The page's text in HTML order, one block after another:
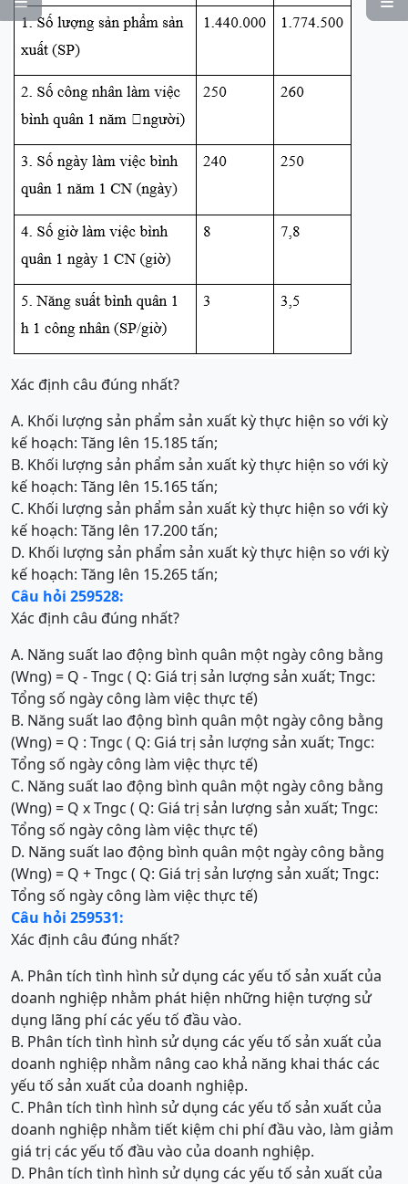
Xác định câu đúng nhất?
A. Khối lượng sản phẩm sản xuất kỳ thực hiện so với kỳ
kế hoạch: Tăng lên 15.185 tấn;
B. Khối lượng sản phẩm sản xuất kỳ thực hiện so với kỳ
kế hoạch: Tăng lên 15.165 tấn;
C. Khối lượng sản phẩm sản xuất kỳ thực hiện so với kỳ
kế hoạch: Tăng lên 17.200 tấn;
D. Khối lượng sản phẩm sản xuất kỳ thực hiện so với kỳ
kế hoạch: Tăng lên 15.265 tấn;
Câu hỏi 259528:
Xác định câu đúng nhất?
A. Năng suất lao động bình quân một ngày công bằng
(Wng) = Q - Tngc ( Q: Giá trị sản lượng sản xuất; Tngc:
Tổng số ngày công làm việc thực tế)
B. Năng suất lao động bình quân một ngày công bằng
(Wng) = Q : Tngc ( Q: Giá trị sản lượng sản xuất; Tngc:
Tổng số ngày công làm việc thực tế)
C. Năng suất lao động bình quân một ngày công bằng
(Wng) = Q x Tngc ( Q: Giá trị sản lượng sản xuất; Tngc:
Tổng số ngày công làm việc thực tế)
D. Năng suất lao động bình quân một ngày công bằng
(Wng) = Q + Tngc ( Q: Giá trị sản lượng sản xuất; Tngc:
Tổng số ngày công làm việc thực tế)
Câu hỏi 259531:
Xác định câu đúng nhất?
A. Phân tích tình hình sử dụng các yếu tố sản xuất của
doanh nghiệp nhằm phát hiện những hiện tượng sử
dụng lãng phí các yếu tố đầu vào.
B. Phân tích tình hình sử dụng các yếu tố sản xuất của
doanh nghiệp nhằm nâng cao khả năng khai thác các
yếu tố sản xuất của doanh nghiệp.
C. Phân tích tình hình sử dụng các yếu tố sản xuất của
doanh nghiệp nhằm tiết kiệm chi phí đầu vào, làm giảm
giá trị các yếu tố đầu vào của doanh nghiệp.
D. Phân tích tình hình sử dụng các yếu tố sản xuất của